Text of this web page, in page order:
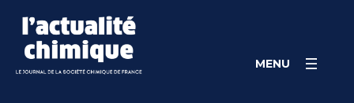
content
MENU